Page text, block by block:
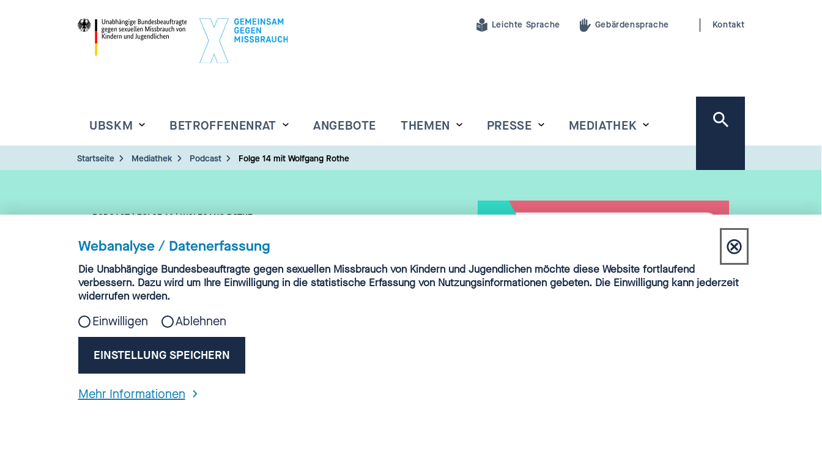
Leichte Sprache Gebärdensprache Kontakt
UBSKM BETROFFENENRAT ANGEBOTE THEMEN PRESSE MEDIATHEK
Startseite Mediathek Podcast Folge 14 mit Wolfgang Rothe
PODCAST | FOLGE 14 | WOLFGANG ROTHE
“Ich möchte bleiben um zu stören.“
Webanalyse / Datenerfassung ⊗
Dialog
schließen
Einwilligung
Webanalyse
Die Unabhängige Bundesbeauftragte gegen sexuellen Missbrauch von Kindern und Jugendlichen möchte diese Website fortlaufend
verbessern. Dazu wird um Ihre Einwilligung in die statistische Erfassung von Nutzungsinformationen gebeten. Die Einwilligung kann jederzeit
widerrufen werden.
Einwilligen Ablehnen
EINSTELLUNG SPEICHERN
Mehr Informationen